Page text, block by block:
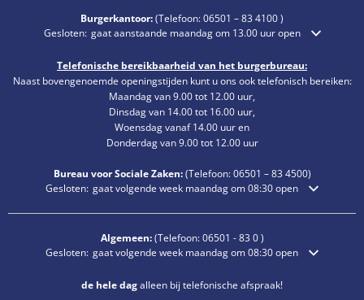
Burgerkantoor:(Telefoon:06501 – 83 4100)
Klik om extra openings- of sluitingstijden te verbergen
Gesloten: gaat aanstaande maandag om 13.00 uur open
Telefonische bereikbaarheid van het burgerbureau:
Naast bovengenoemde openingstijden kunt u ons ook telefonisch bereiken:
Maandag van 9.00 tot 12.00 uur,
Dinsdag van 14.00 tot 16.00 uur,
Woensdag vanaf 14.00 uur en
Donderdag van 9.00 tot 12.00 uur
Bureau voor Sociale Zaken:(Telefoon:06501 – 834500)
Klik om extra openings- of sluitingstijden te verbergen
Gesloten: gaat volgende week maandag om 08:30 open
Algemeen:(Telefoon:06501 - 83 0)
Klik om extra openings- of sluitingstijden te verbergen
Gesloten: gaat volgende week maandag om 08:30 open
de hele dagalleen bij telefonische afspraak!